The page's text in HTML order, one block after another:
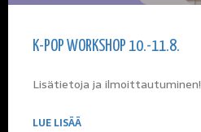
K-POP WORKSHOP 10.-11.8.
Lisätietoja ja ilmoittautuminen!
LUE LISÄÄ